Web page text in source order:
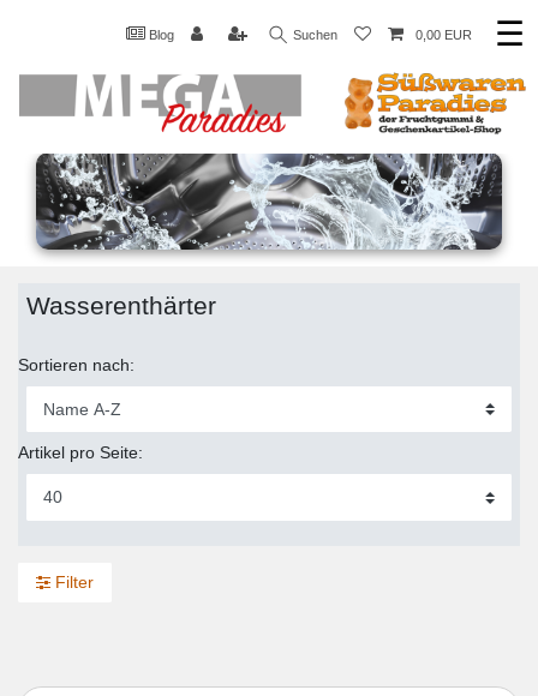
Blog Suchen 0,00 EUR ☰
Wasserenthärter
Sortieren nach:
Artikel pro Seite:
Filter